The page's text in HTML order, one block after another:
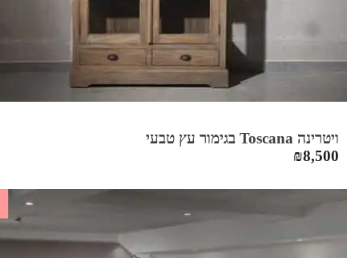
ויטרינה Toscana בגימור עץ טבעי
₪8,500